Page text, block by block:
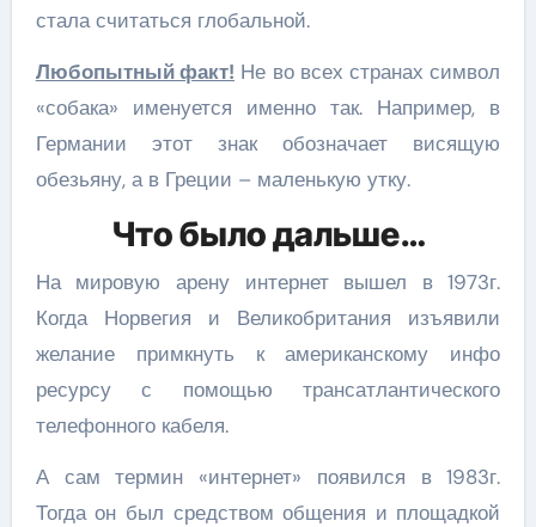
стала считаться глобальной.
Любопытный факт! Не во всех странах символ
«собака» именуется именно так. Например, в
Германии этот знак обозначает висящую
обезьяну, а в Греции – маленькую утку.
Что было дальше…
На мировую арену интернет вышел в 1973г.
Когда Норвегия и Великобритания изъявили
желание примкнуть к американскому инфо
ресурсу с помощью трансатлантического
телефонного кабеля.
А сам термин «интернет» появился в 1983г.
Тогда он был средством общения и площадкой